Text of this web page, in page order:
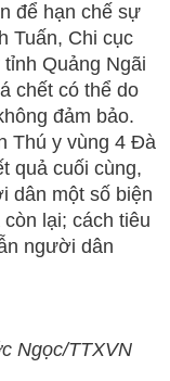
để hạn chế sự
Tuấn, Chi cục
Quảng Ngãi
chết có thể do
đảm bảo.
Thú y vùng 4 Đà
quả cuối cùng,
dân một số biện
lại; cách tiêu
người dân
Ngọc/TTXVN